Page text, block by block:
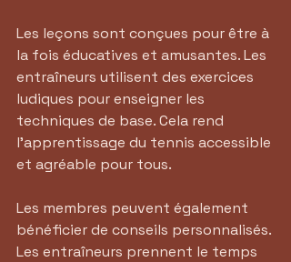
Les leçons sont conçues pour être à
la fois éducatives et amusantes. Les
entraîneurs utilisent des exercices
ludiques pour enseigner les
techniques de base. Cela rend
l'apprentissage du tennis accessible
et agréable pour tous.
Les membres peuvent également
bénéficier de conseils personnalisés.
Les entraîneurs prennent le temps